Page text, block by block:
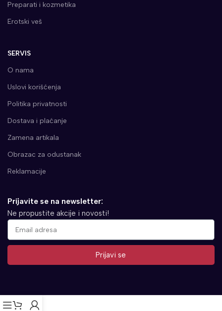
Preparati i kozmetika
Erotski veš
SERVIS
O nama
Uslovi korišćenja
Politika privatnosti
Dostava i plaćanje
Zamena artikala
Obrazac za odustanak
Reklamacije
Prijavite se na newsletter:
Ne propustite akcije i novosti!
Prijavi se